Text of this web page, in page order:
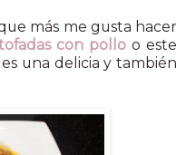
más me gusta hacer
con pollo o este
una delicia y también